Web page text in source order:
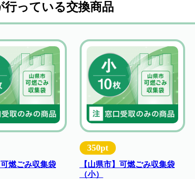
行っている交換商品
可燃ごみ収集袋
350pt
【山県市】可燃ごみ収集袋
（小）